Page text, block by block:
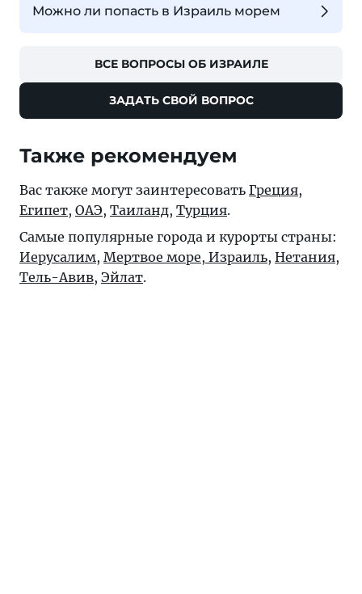
Можно ли попасть в Израиль морем
ВСЕ ВОПРОСЫ ОБ ИЗРАИЛЕ
ЗАДАТЬ СВОЙ ВОПРОС
Также рекомендуем
Вас также могут заинтересовать Греция,
Египет, ОАЭ, Таиланд, Турция.
Самые популярные города и курорты страны:
Иерусалим, Мертвое море, Израиль, Нетания,
Тель-Авив, Эйлат.